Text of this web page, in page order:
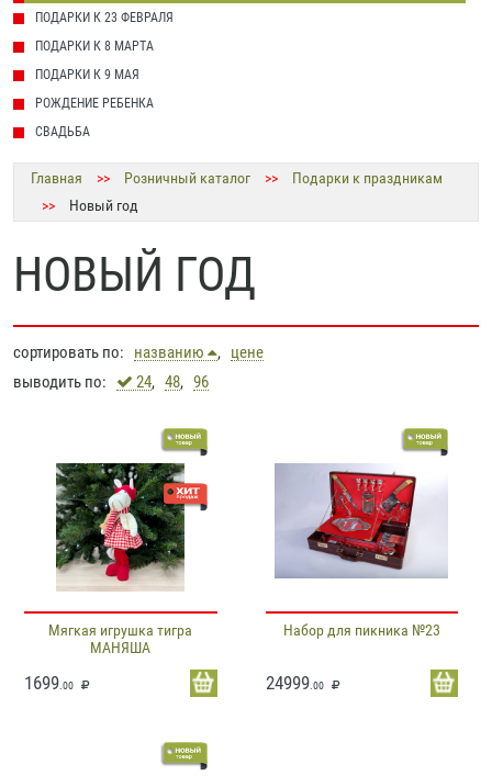
ПОДАРКИ К 23 ФЕВРАЛЯ
ПОДАРКИ К 8 МАРТА
ПОДАРКИ К 9 МАЯ
РОЖДЕНИЕ РЕБЕНКА
СВАДЬБА
Главная >> Розничный каталог >>
Подарки к праздникам
>>
Новый год
НОВЫЙ ГОД
сортировать по: названию , цене
выводить по:
24, 48, 96
Мягкая игрушка тигра
МАНЯША
1699 .00
Набор для пикника №23
24999.00